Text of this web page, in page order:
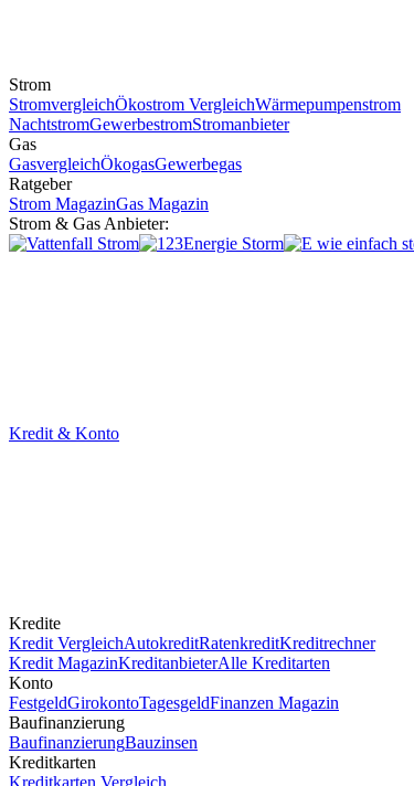
Strom
StromvergleichÖkostrom VergleichWärmepumpenstrom
NachtstromGewerbestromStromanbieter
Gas
GasvergleichÖkogasGewerbegas
Ratgeber
Strom MagazinGas Magazin
Strom & Gas Anbieter:
Kredit & Konto
Kredite
Kredit VergleichAutokreditRatenkreditKreditrechner
Kredit MagazinKreditanbieterAlle Kreditarten
Konto
FestgeldGirokontoTagesgeldFinanzen Magazin
Baufinanzierung
BaufinanzierungBauzinsen
Kreditkarten
Kreditkarten Vergleich